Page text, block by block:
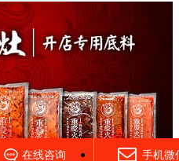
在线咨询 手机微